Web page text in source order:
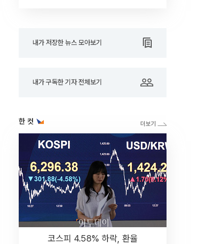
내가 저장한 뉴스 모아보기
내가 구독한 기자 전체보기
한 컷
코스피 4.58% 하락, 환율